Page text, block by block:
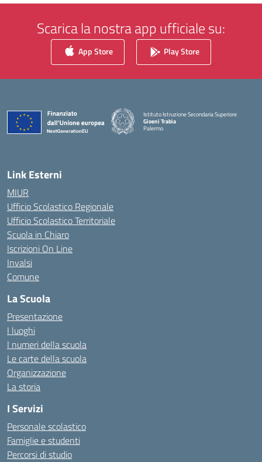
Scarica la nostra app ufficiale su:
App Store Play Store
Istituto Istruzione Secondaria Superiore
Gioeni Trabia
Palermo
Link Esterni
MIUR
Ufficio Scolastico Regionale
Ufficio Scolastico Territoriale
Scuola in Chiaro
Iscrizioni On Line
Invalsi
Comune
La Scuola
Presentazione
I luoghi
I numeri della scuola
Le carte della scuola
Organizzazione
La storia
I Servizi
Personale scolastico
Famiglie e studenti
Percorsi di studio